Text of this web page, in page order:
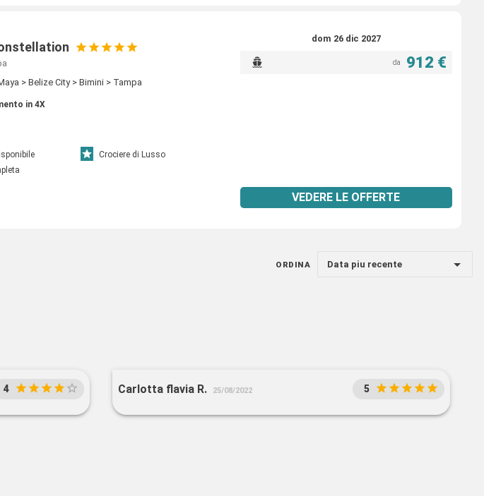
> Belize City > Bimini > Tampa
in 4X
Crociere di Lusso
dom 26 dic 2027
da 912 €
VEDERE LE OFFERTE
ORDINA Data piu recente
4 Carlotta flavia R. 25/08/2022 5